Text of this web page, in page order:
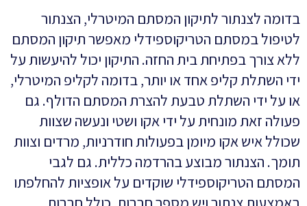
בדומה לצנתור לתיקון המסתם המיטרלי, הצנתור
לטיפול במסתם הטריקוספידלי מאפשר תיקון המסתם
ללא צורך בפתיחת בית החזה. התיקון יכול להיעשות על
ידי השתלת קליפ אחד או יותר, בדומה לקליפ המיטרלי,
או על ידי השתלת טבעת להצרת המסתם הדולף. גם
פעולה זאת מונחית על ידי אקו ושטי ונעשה שצוות
שכולל איש אקו מיומן בפעולות חודרניות, מרדים וצוות
תומך. הצנתור מבוצע בהרדמה כללית. גם לגבי
המסתם הטריקוספידלי שוקדים על אופציות להחלפתו